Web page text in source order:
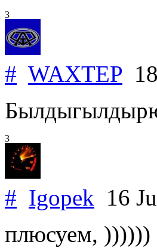
3
# WAXTEP
3
# Igopek 16
плюсуем, ))))))